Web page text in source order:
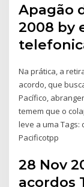
Apagão
2008 by
Na prática, a
acordo, que
Pacífico,
temem que o
leve a uma
Pacificotpp
28 Nov
acordos